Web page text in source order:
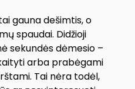
gauna dešimtis, o
spaudai. Didžioji
sekundės dėmesio –
arba prabėgami
Tai nėra todėl,